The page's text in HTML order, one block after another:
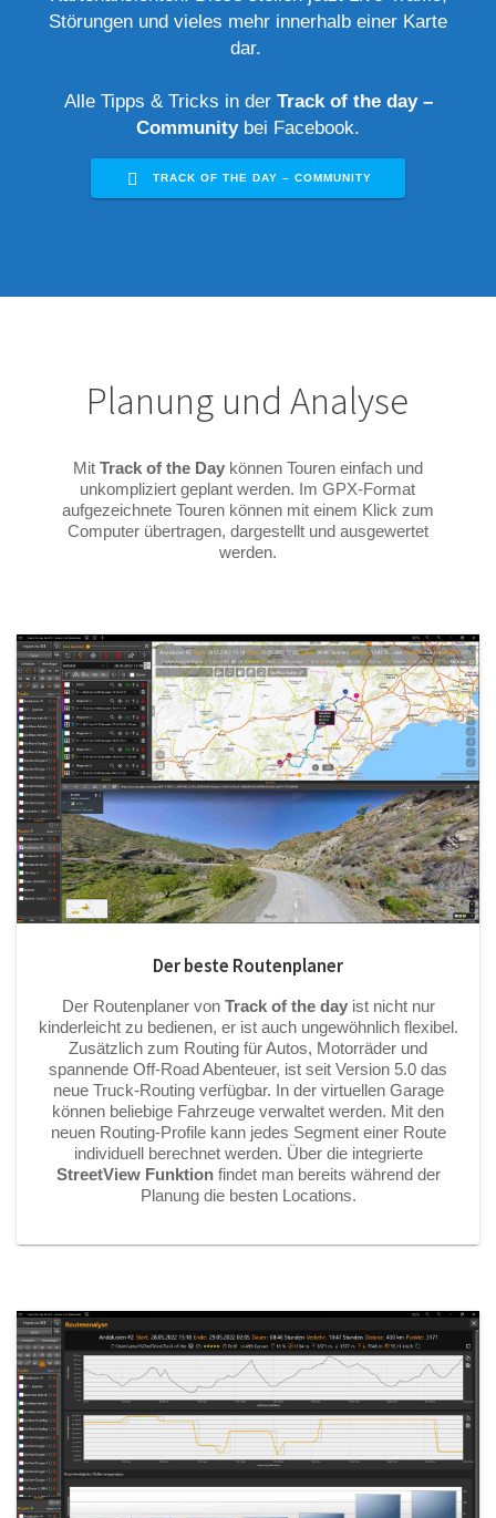
Störungen und vieles mehr innerhalb einer Karte
dar.
Alle Tipps & Tricks in der Track of the day –
Communitybei Facebook.
TRACK OF THE DAY – COMMUNITY
Planung und Analyse
Mit Track of the Daykönnen Touren einfach und
unkompliziert geplant werden. Im GPX-Format
aufgezeichnete Touren können mit einem Klick zum
Computer übertragen, dargestellt und ausgewertet
werden.
Der beste Routenplaner
Der Routenplaner von Track of the dayist nicht nur
kinderleicht zu bedienen, er ist auch ungewöhnlich flexibel.
Zusätzlich zum Routing für Autos, Motorräder und
spannende Off-Road Abenteuer, ist seit Version 5.0 das
neue Truck-Routing verfügbar. In der virtuellen Garage
können beliebige Fahrzeuge verwaltet werden. Mit den
neuen Routing-Profile kann jedes Segment einer Route
individuell berechnet werden. Über die integrierte
StreetView Funktionfindet man bereits während der
Planung die besten Locations.